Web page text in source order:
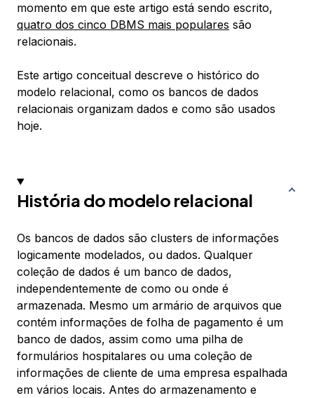
momento em que este artigo está sendo escrito,
quatro dos cinco DBMS mais populares são
relacionais.
Este artigo conceitual descreve o histórico do
modelo relacional, como os bancos de dados
relacionais organizam dados e como são usados
hoje.
História do modelo relacional
Os bancos de dados são clusters de informações
logicamente modelados, ou dados. Qualquer
coleção de dados é um banco de dados,
independentemente de como ou onde é
armazenada. Mesmo um armário de arquivos que
contém informações de folha de pagamento é um
banco de dados, assim como uma pilha de
formulários hospitalares ou uma coleção de
informações de cliente de uma empresa espalhada
em vários locais. Antes do armazenamento e